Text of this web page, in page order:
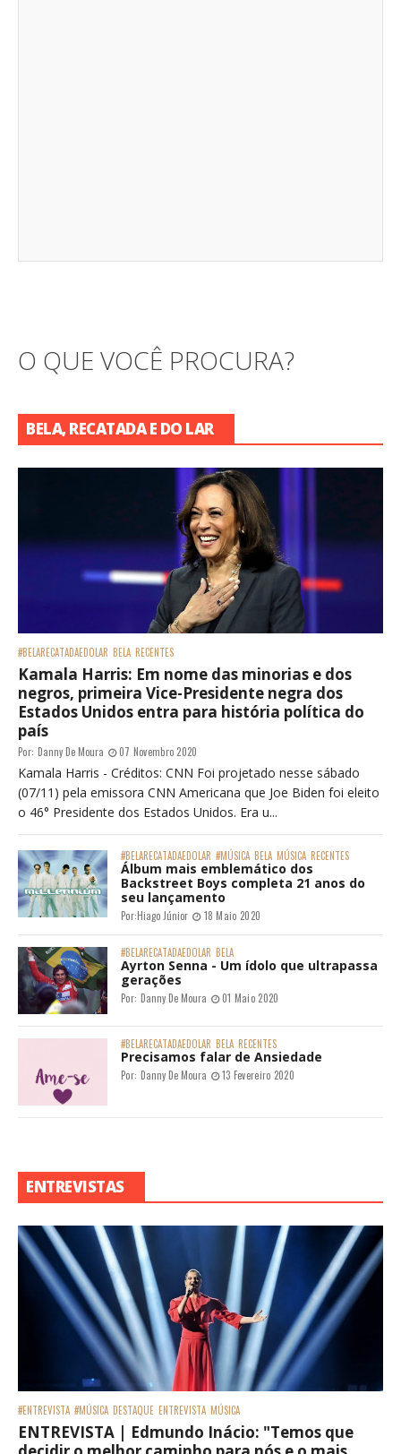
O QUE VOCÊ PROCURA?
BELA, RECATADA E DO LAR
#BELARECATADAEDOLAR BELA RECENTES
Kamala Harris: Em nome das minorias e dos
negros, primeira Vice-Presidente negra dos
Estados Unidos entra para história política do
país
Por: Danny De Moura 07 Novembro 2020
Kamala Harris - Créditos: CNN Foi projetado nesse sábado
(07/11) pela emissora CNN Americana que Joe Biden foi eleito
o 46° Presidente dos Estados Unidos. Era u...
#BELARECATADAEDOLAR #MÚSICA BELA MÚSICA RECENTES
Álbum mais emblemático dos
Backstreet Boys completa 21 anos do
seu lançamento
Por:Hiago Júnior 18 Maio 2020
#BELARECATADAEDOLAR BELA
Ayrton Senna - Um ídolo que ultrapassa
gerações
Por: Danny De Moura 01 Maio 2020
#BELARECATADAEDOLAR BELA RECENTES
Precisamos falar de Ansiedade
Por: Danny De Moura 13 Fevereiro 2020
ENTREVISTAS
#ENTREVISTA #MÚSICA DESTAQUE ENTREVISTA MÚSICA
ENTREVISTA | Edmundo Inácio: "Temos que